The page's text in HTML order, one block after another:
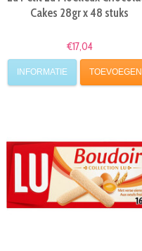
Cakes 28gr x 48 stuks
€17,04
INFORMATIE TOEVOEGEN